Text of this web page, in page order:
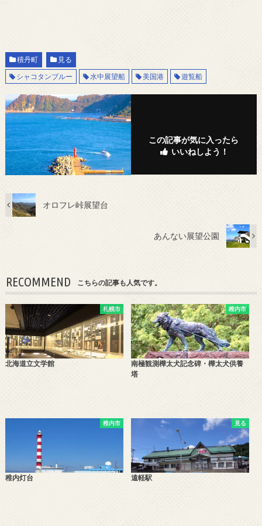
積丹町
見る
シャコタンブルー
水中展望船 美国港 遊覧船
この記事が気に入ったら
いいねしよう！
オロフレ峠展望台
あんない展望公園
RECOMMEND こちらの記事も人気です。
札幌市
北海道立文学館
稚内市
南極観測樺太犬記念碑・樺太犬供養
塔
稚内市
稚内灯台
見る
遠軽駅